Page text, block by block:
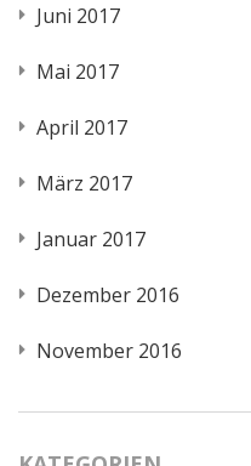
Juni 2017
Mai 2017
April 2017
März 2017
Januar 2017
Dezember 2016
November 2016